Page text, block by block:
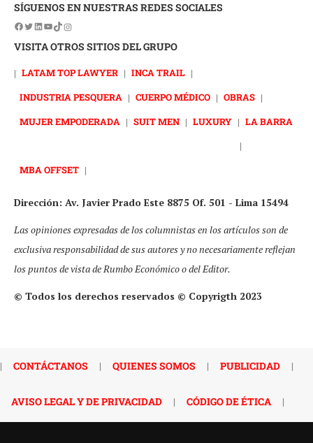
SÍGUENOS EN NUESTRAS REDES SOCIALES
VISITA OTROS SITIOS DEL GRUPO
| LATAM TOP LAWYER | INCA TRAIL |
INDUSTRIA PESQUERA | CUERPO MÉDICO | OBRAS |
MUJER EMPODERADA | SUIT MEN | LUXURY | LA BARRA
|
MBA OFFSET |
Dirección: Av. Javier Prado Este 8875 Of. 501 - Lima 15494
Las opiniones expresadas de los columnistas en los artículos son de
exclusiva responsabilidad de sus autores y no necesariamente reflejan
los puntos de vista de Rumbo Económico o del Editor.
© Todos los derechos reservados © Copyrigth 2023
| CONTÁCTANOS | QUIENES SOMOS | PUBLICIDAD |
AVISO LEGAL Y DE PRIVACIDAD | CÓDIGO DE ÉTICA |